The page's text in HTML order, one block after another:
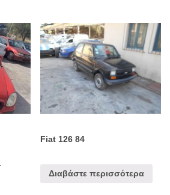
Fiat 126 84
Διαβάστε περισσότερα